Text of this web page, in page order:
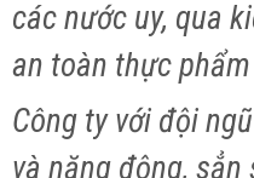
các nước uy, qua
an toàn thực
Công ty với đội
và năng động,